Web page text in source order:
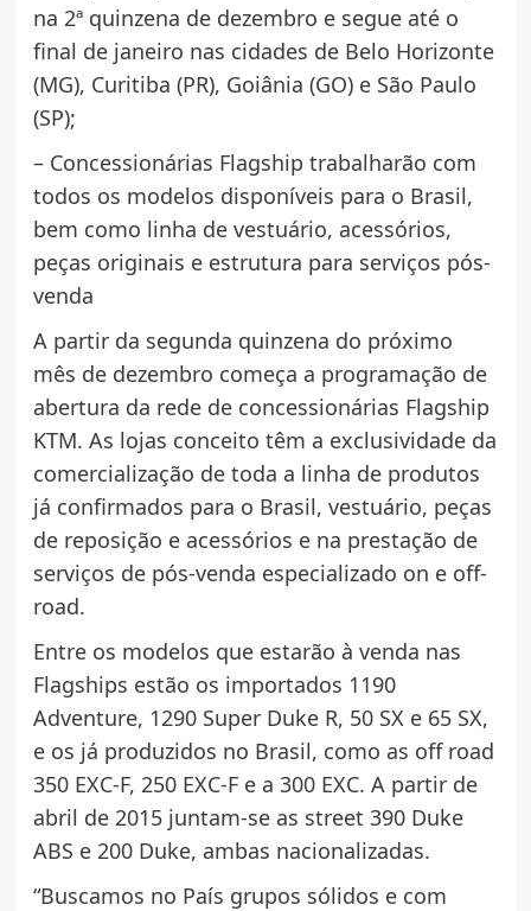
na 2ª quinzena de dezembro e segue até o
final de janeiro nas cidades de Belo Horizonte
(MG), Curitiba (PR), Goiânia (GO) e São Paulo
(SP);
– Concessionárias Flagship trabalharão com
todos os modelos disponíveis para o Brasil,
bem como linha de vestuário, acessórios,
peças originais e estrutura para serviços pós-
venda
A partir da segunda quinzena do próximo
mês de dezembro começa a programação de
abertura da rede de concessionárias Flagship
KTM. As lojas conceito têm a exclusividade da
comercialização de toda a linha de produtos
já confirmados para o Brasil, vestuário, peças
de reposição e acessórios e na prestação de
serviços de pós-venda especializado on e off-
road.
Entre os modelos que estarão à venda nas
Flagships estão os importados 1190
Adventure, 1290 Super Duke R, 50 SX e 65 SX,
e os já produzidos no Brasil, como as off road
350 EXC-F, 250 EXC-F e a 300 EXC. A partir de
abril de 2015 juntam-se as street 390 Duke
ABS e 200 Duke, ambas nacionalizadas.
“Buscamos no País grupos sólidos e com